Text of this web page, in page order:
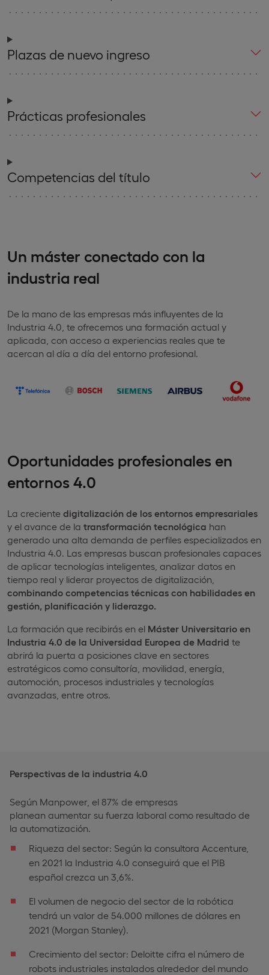
Plazas de nuevo ingreso
Prácticas profesionales
Competencias del título
Un máster conectado con la
industria real
De la mano de las empresas más influyentes de la
Industria 4.0, te ofrecemos una formación actual y
aplicada, con acceso a experiencias reales que te
acercan al día a día del entorno profesional.
Oportunidades profesionales en
entornos 4.0
La creciente digitalización de los entornos empresariales
y el avance de la transformación tecnológica han
generado una alta demanda de perfiles especializados en
Industria 4.0. Las empresas buscan profesionales capaces
de aplicar tecnologías inteligentes, analizar datos en
tiempo real y liderar proyectos de digitalización,
combinando competencias técnicas con habilidades en
gestión, planificación y liderazgo.
La formación que recibirás en el Máster Universitario en
Industria 4.0 de la Universidad Europea de Madrid te
abrirá la puerta a posiciones clave en sectores
estratégicos como consultoría, movilidad, energía,
automoción, procesos industriales y tecnologías
avanzadas, entre otros.
Perspectivas de la industria 4.0
Según Manpower, el 87% de empresas
planean aumentar su fuerza laboral como resultado de
la automatización.
Riqueza del sector: Según la consultora Accenture,
en 2021 la Industria 4.0 conseguirá que el PIB
español crezca un 3,6%.
El volumen de negocio del sector de la robótica
tendrá un valor de 54.000 millones de dólares en
2021 (Morgan Stanley).
Crecimiento del sector: Deloitte cifra el número de
robots industriales instalados alrededor del mundo